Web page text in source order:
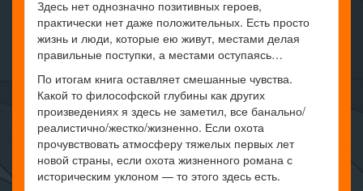
Здесь нет однозначно позитивных героев,
практически нет даже положительных. Есть просто
жизнь и люди, которые ею живут, местами делая
правильные поступки, а местами оступаясь…
По итогам книга оставляет смешанные чувства.
Какой то философской глубины как других
произведениях я здесь не заметил, все банально/
реалистично/жестко/жизненно. Если охота
прочувствовать атмосферу тяжелых первых лет
новой страны, если охота жизненного романа с
историческим уклоном — то этого здесь есть.